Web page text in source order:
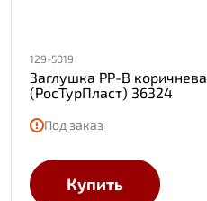
129-5019
Заглушка PP-B
(РосТурПласт) 36324
Под заказ
Купить